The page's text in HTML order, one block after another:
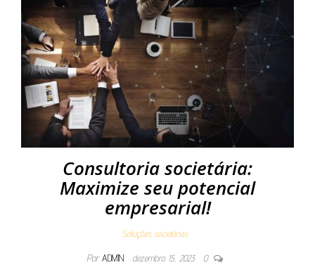
Consultoria societária:
Maximize seu potencial
empresarial!
Soluções societárias
Por ADMIN dezembro 15, 2023 0